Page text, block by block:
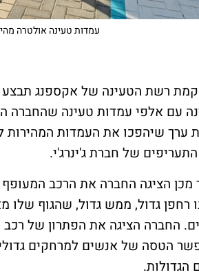
עמדות טעינה אולטרה
רשת הטעינה של אקספנג תבצע
עם אלפי עמדות טעינה שהחברה
ערך שיהפכו את העמדות המהירות
של חברת ג'ינרג'י.
מכן הציגה החברה את הרכב
רחפן גדול, ממש גדול, שהגוף
החברה הציגה את הפתרון של
הטסה של אנשים למרחקים
הגדולות.